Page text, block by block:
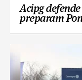
Acipg
preparam